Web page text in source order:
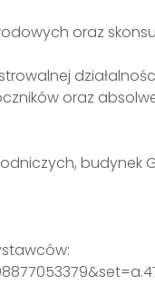
oraz
oraz
budynek